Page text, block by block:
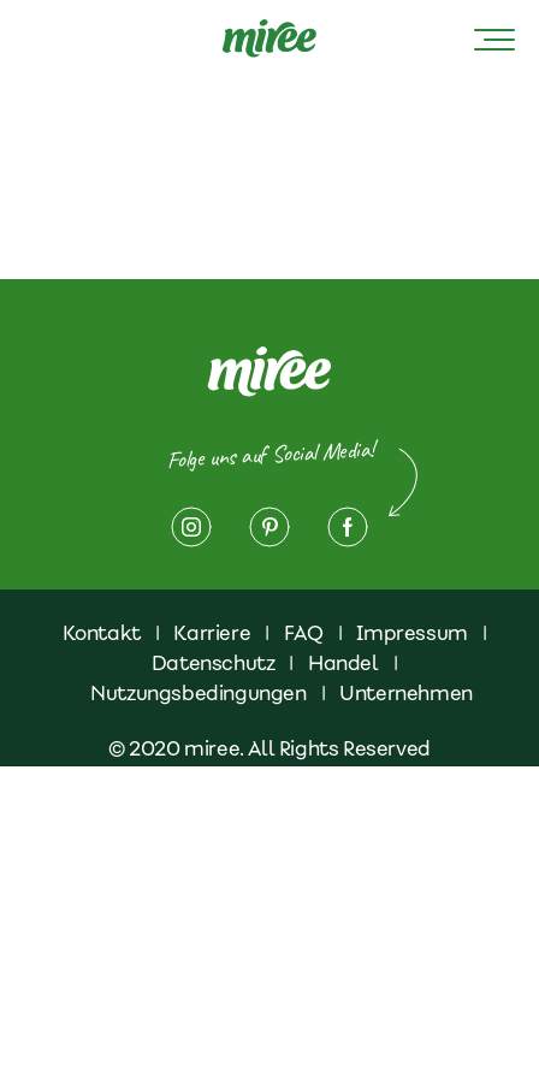
Folge uns auf Social Media!
Kontakt | Karriere | FAQ | Impressum
|
Datenschutz | Handel
|
Nutzungsbedingungen
| Unternehmen
© 2020 miree. All Rights Reserved